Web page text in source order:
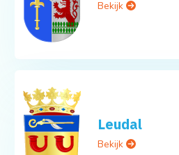
Bekijk
Leudal
Bekijk